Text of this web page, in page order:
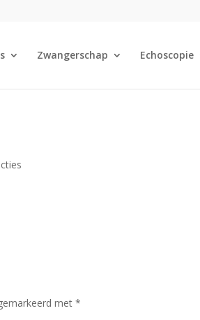
Zwangerschap Echoscopie
met*